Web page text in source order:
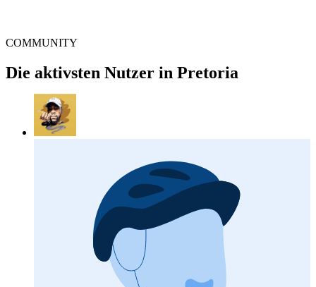
COMMUNITY
Die aktivsten Nutzer in Pretoria